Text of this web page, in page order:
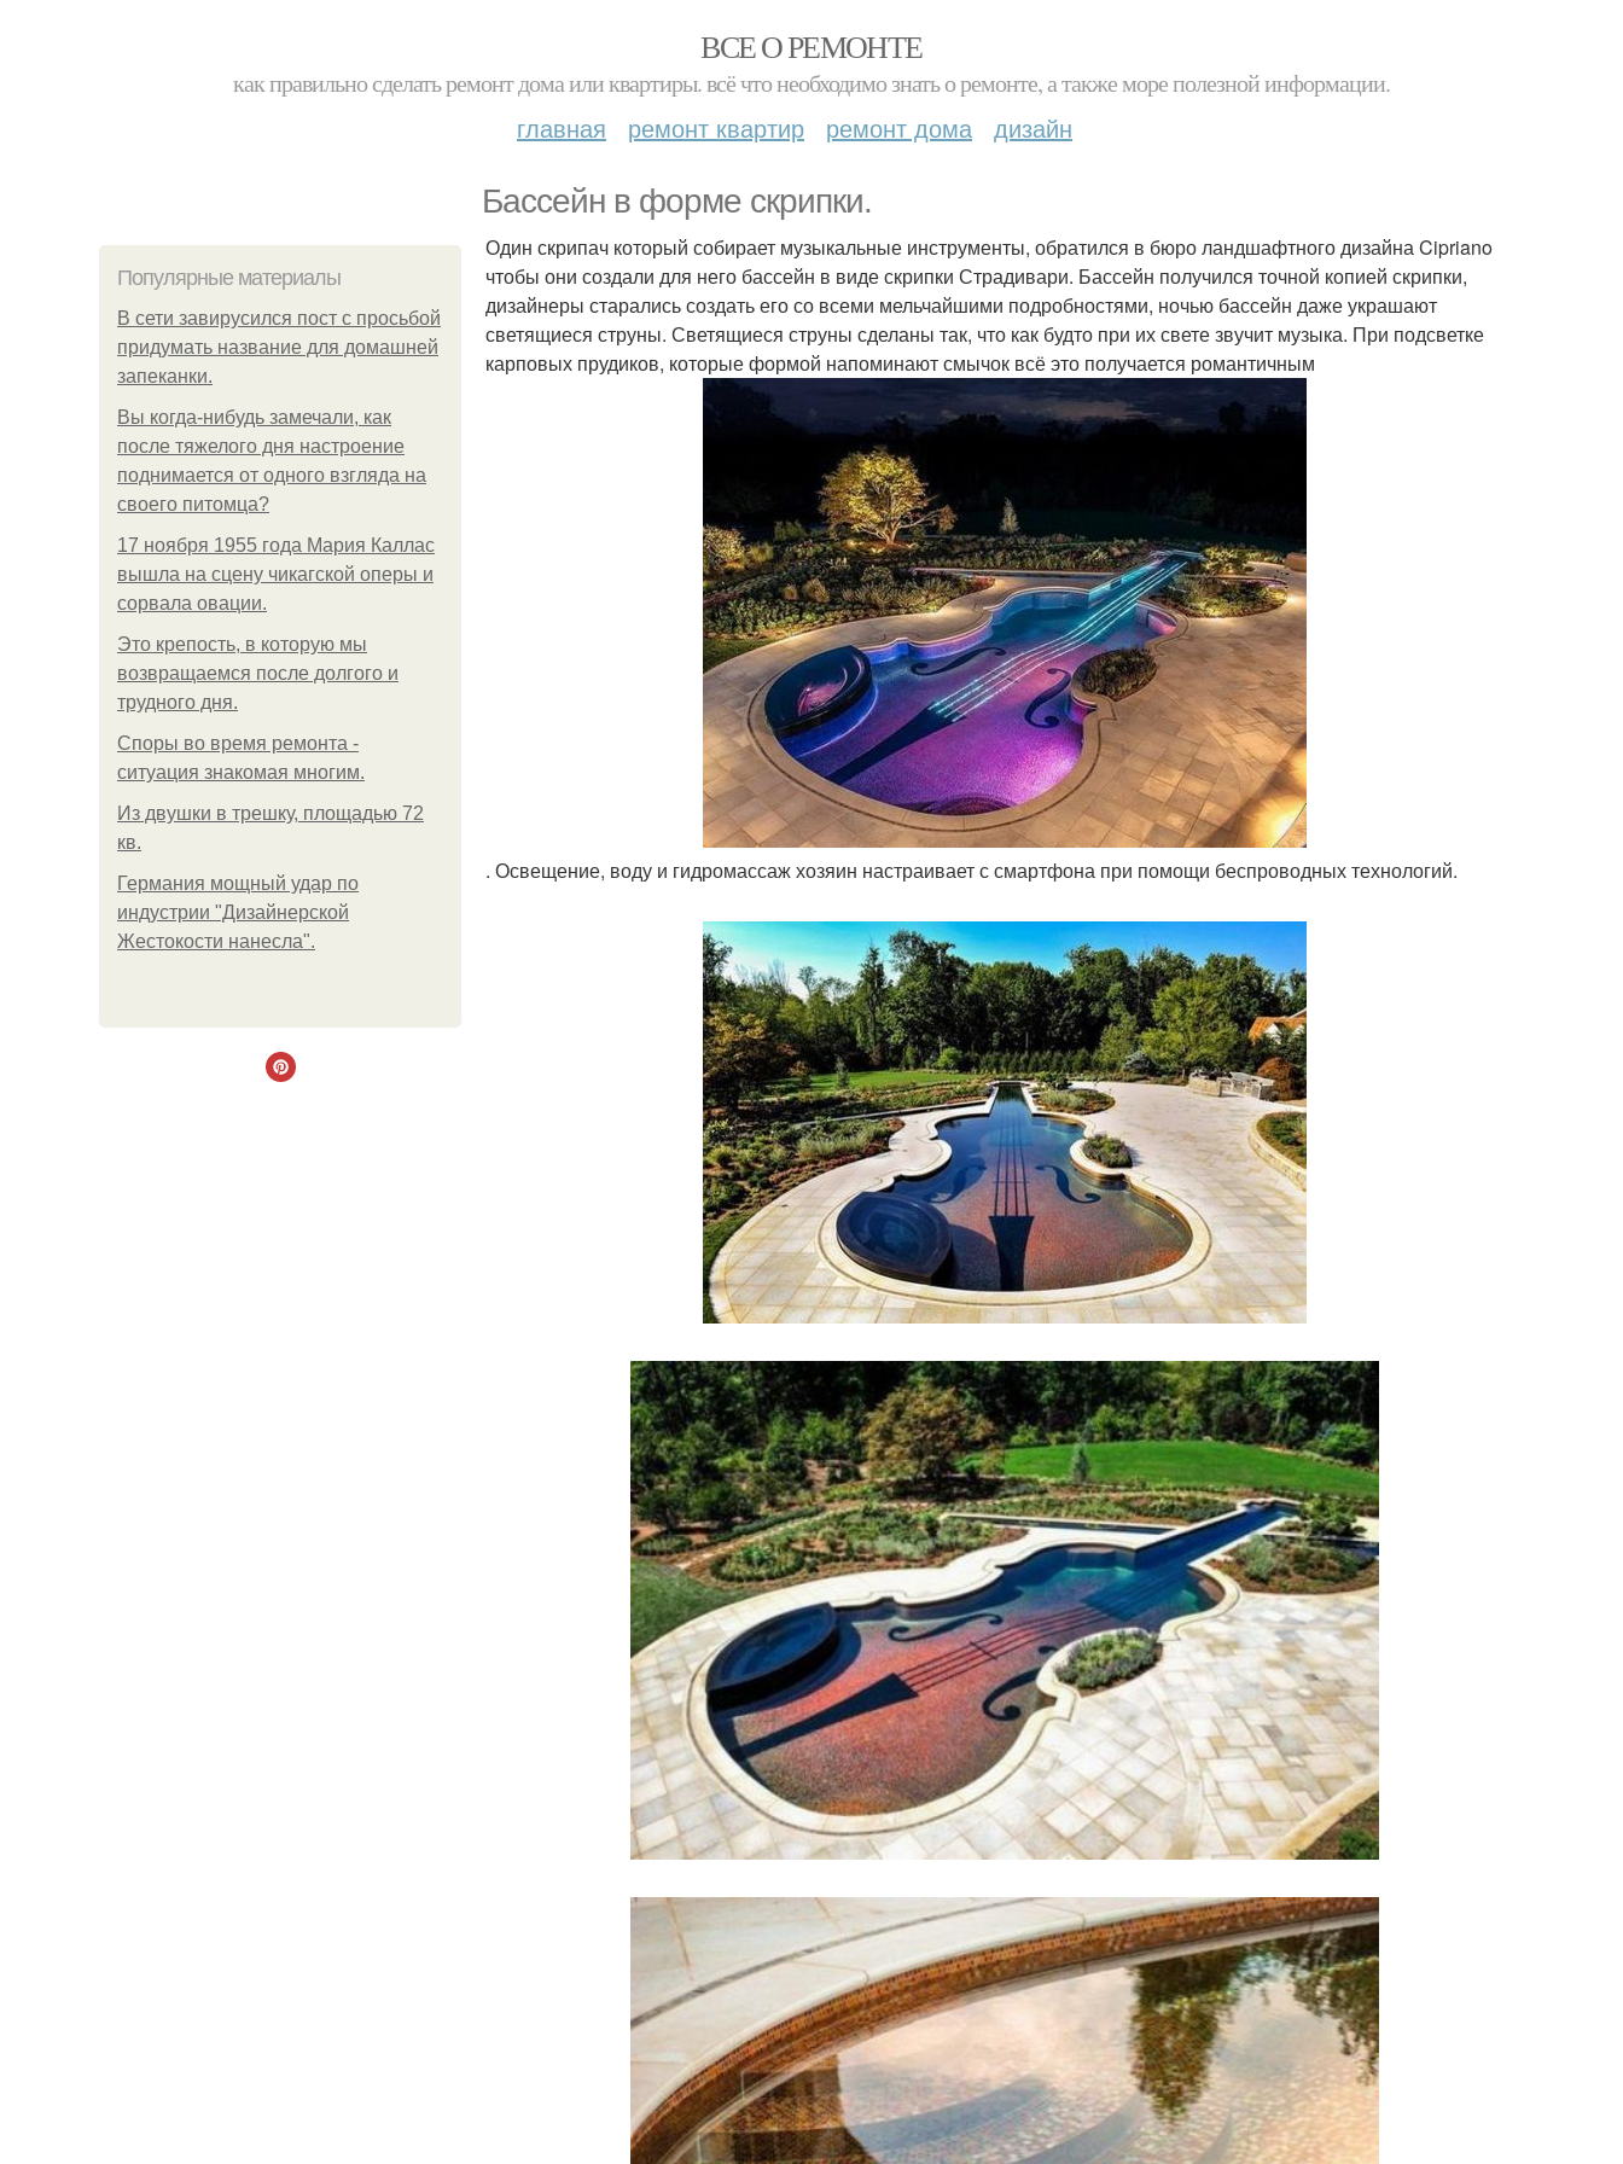
ВСЕ О РЕМОНТЕ
как правильно сделать ремонт дома или квартиры. всё что необходимо знать о ремонте, а также море полезной информации.
главная ремонт квартир ремонт дома дизайн
Бассейн в форме скрипки.
Популярные материалы
В сети завирусился пост с просьбой
придумать название для домашней
запеканки.
Вы когда-нибудь замечали, как
после тяжелого дня настроение
поднимается от одного взгляда на
своего питомца?
17 ноября 1955 года Мария Каллас
вышла на сцену чикагской оперы и
сорвала овации.
Это крепость, в которую мы
возвращаемся после долгого и
трудного дня.
Споры во время ремонта -
ситуация знакомая многим.
Из двушки в трешку, площадью 72
кв.
Германия мощный удар по
индустрии "Дизайнерской
Жестокости нанесла".
Один скрипач который собирает музыкальные инструменты, обратился в бюро ландшафтного дизайна Cipriano
чтобы они создали для него бассейн в виде скрипки Страдивари. Бассейн получился точной копией скрипки,
дизайнеры старались создать его со всеми мельчайшими подробностями, ночью бассейн даже украшают
светящиеся струны. Светящиеся струны сделаны так, что как будто при их свете звучит музыка. При подсветке
карповых прудиков, которые формой напоминают смычок всё это получается романтичным
. Освещение, воду и гидромассаж хозяин настраивает с смартфона при помощи беспроводных технологий.